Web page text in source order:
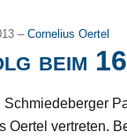
–Cornelius Oertel
beim
Schmiedeberger
Oertel vertreten.